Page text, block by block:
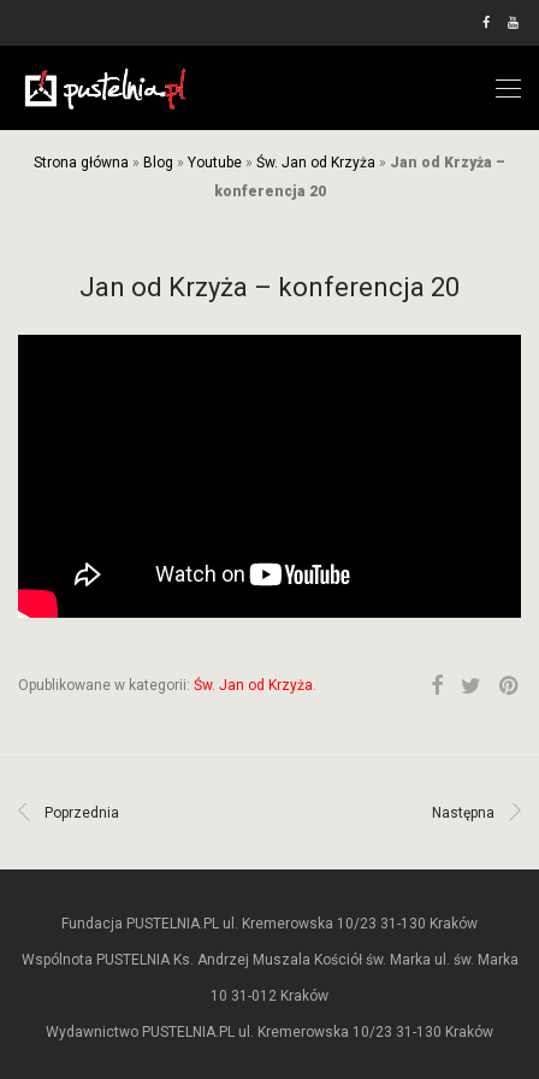
Strona główna » Blog » Youtube » Św. Jan od Krzyża » Jan od Krzyża –
konferencja 20
Jan od Krzyża – konferencja 20
Opublikowane w kategorii: Św. Jan od Krzyża.
Poprzednia Następna
Fundacja PUSTELNIA.PL ul. Kremerowska 10/23 31-130 Kraków
Wspólnota PUSTELNIA Ks. Andrzej Muszala Kościół św. Marka ul. św. Marka
10 31-012 Kraków
Wydawnictwo PUSTELNIA.PL ul. Kremerowska 10/23 31-130 Kraków